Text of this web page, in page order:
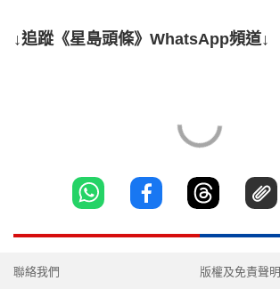
↓追蹤《星島頭條》WhatsApp頻道↓
聯絡我們 版權及免責聲明